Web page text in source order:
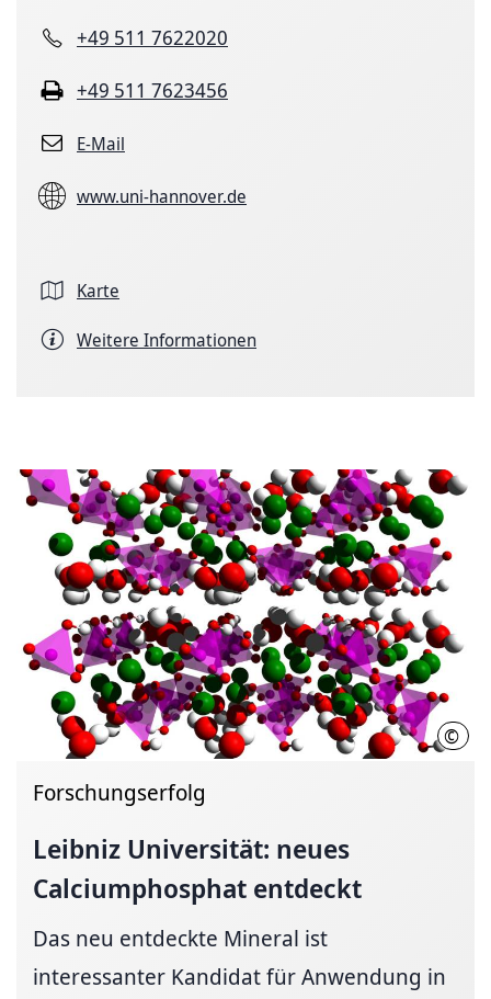
+49 511 7622020
+49 511 7623456
E-Mail
www.uni-hannover.de
Karte
Weitere Informationen
©
Forschungserfolg
Leibniz Universität: neues
Calciumphosphat entdeckt
Das neu entdeckte Mineral ist
interessanter Kandidat für Anwendung in